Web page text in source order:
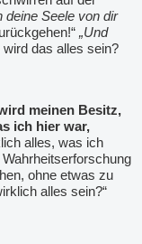
deine Seele von dir
„Und
das alles sein?
meinen Besitz,
ich hier war,
alles, was ich
ohne etwas zu
alles sein?“